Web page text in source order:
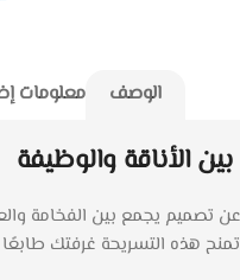
الوصف معلومات
الأناقة والوظيفة
عن تصميم يجمع بين الفخامة
هذه التسريحة غرفتك